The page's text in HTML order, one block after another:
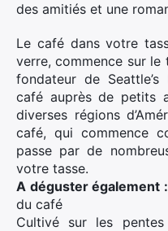
des amitiés et une
Le café dans votre
verre, commence sur
fondateur de
café auprès de petits
diverses régions
café, qui commence
passe par de
votre tasse.
A déguster également :
du café
Cultivé sur les pentes